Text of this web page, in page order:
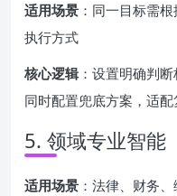
适用场景 ：同一目标需
执行方式
核心逻辑：设置明确判
同时配置兜底方案，适配
5. 领域专业智能
适用场景 ：法律、财务